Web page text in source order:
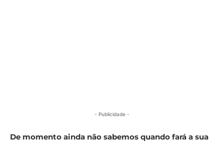
- Publicidade -
De momento ainda não sabemos quando fará a sua